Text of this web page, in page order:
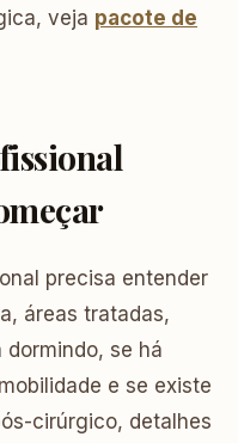
veja pacote de
precisa entender
áreas tratadas,
se há
e se existe
cirúrgico, detalhes